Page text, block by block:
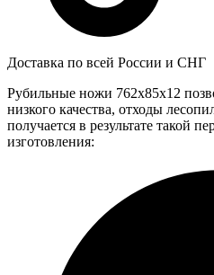
Доставка по всей России и СНГ
Рубильные ножи 762x85x12
низкого качества, отходы
получается в результате такой
изготовления: